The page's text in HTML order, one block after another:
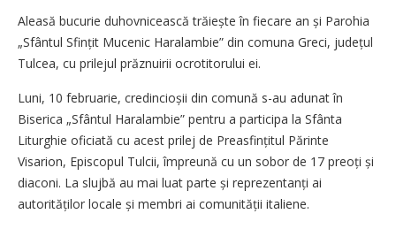
Aleasă bucurie duhovnicească trăiește în fiecare an și Parohia
„Sfântul Sfințit Mucenic Haralambie” din comuna Greci, județul
Tulcea, cu prilejul prăznuirii ocrotitorului ei.
Luni, 10 februarie, credincioșii din comună s-au adunat în
Biserica „Sfântul Haralambie” pentru a participa la Sfânta
Liturghie oficiată cu acest prilej de Preasfințitul Părinte
Visarion, Episcopul Tulcii, împreună cu un sobor de 17 preoți și
diaconi. La slujbă au mai luat parte și reprezentanți ai
autorităților locale și membri ai comunității italiene.